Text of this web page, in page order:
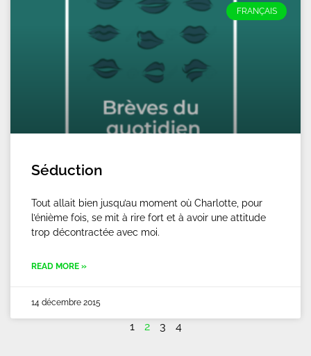
FRANÇAIS
Séduction
Tout allait bien jusqu’au moment où Charlotte, pour
l’énième fois, se mit à rire fort et à avoir une attitude
trop décontractée avec moi.
READ MORE »
14 décembre 2015
1 2 3 4